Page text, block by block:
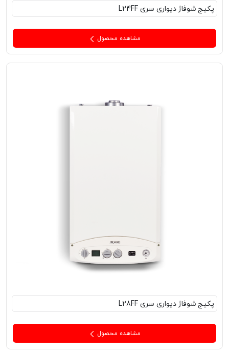
پکیج‌ شوفاژ دیواری سری L24FF
مشاهده محصول
پکیج‌ شوفاژ دیواری سری L28FF
مشاهده محصول